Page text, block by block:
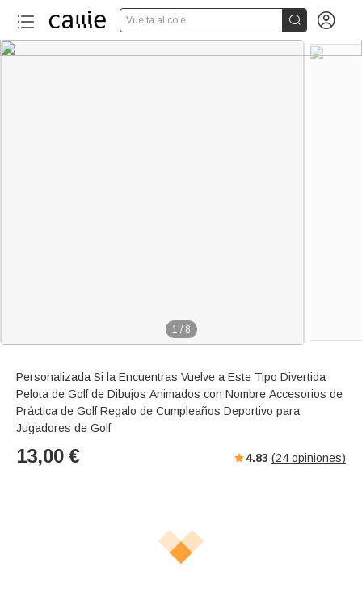
Vuelta al cole  
1 / 8
Personalizada Si la Encuentras Vuelve a Este Tipo Divertida
Pelota de Golf de Dibujos Animados con Nombre Accesorios de
Práctica de Golf Regalo de Cumpleaños Deportivo para
Jugadores de Golf
13,00 € 4.83 (24 opiniones)